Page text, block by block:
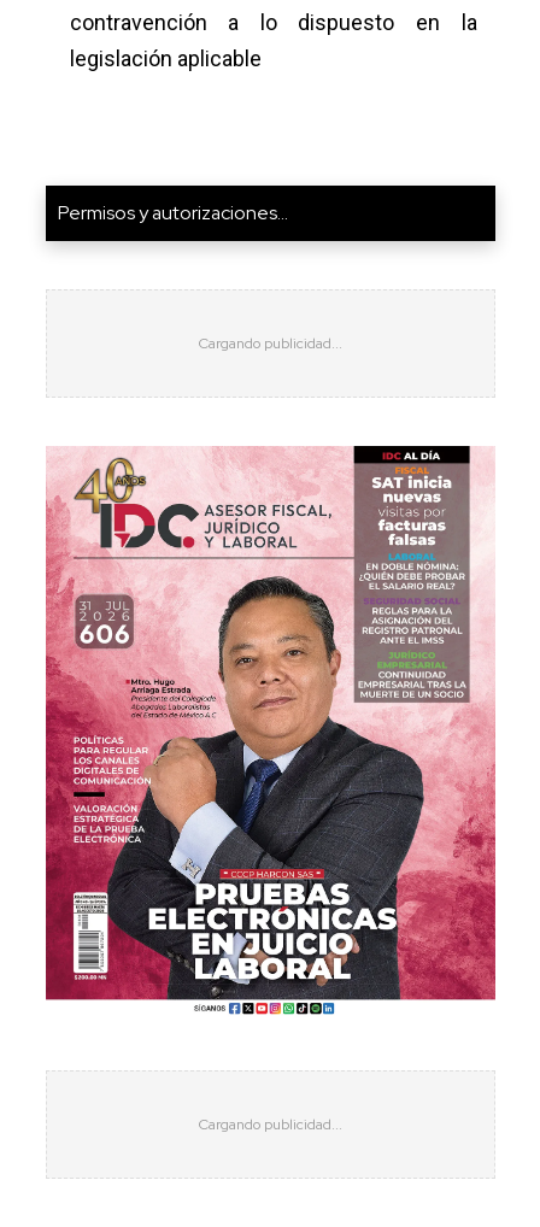
contravención a lo dispuesto en la
legislación aplicable
Permisos y autorizaciones...